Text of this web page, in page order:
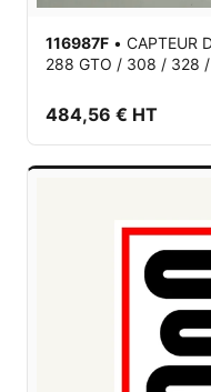
116987F • CAPTEUR
288 GTO / 308 / 328
484,56 € HT